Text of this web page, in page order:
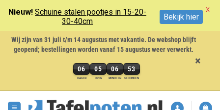
Wij zijn van 31 juli t/m 14 augustus met vakantie. De webshop blijft
geopend; bestellingen worden vanaf 15 augustus weer verwerkt.
06
DAGEN
05
UREN
06
MINUTEN
53
SECONDEN
6
uren,
×
naar
Nieuw! Schuine stalen pootjes in 15-20-
30-40cm
Bekijk hier
X